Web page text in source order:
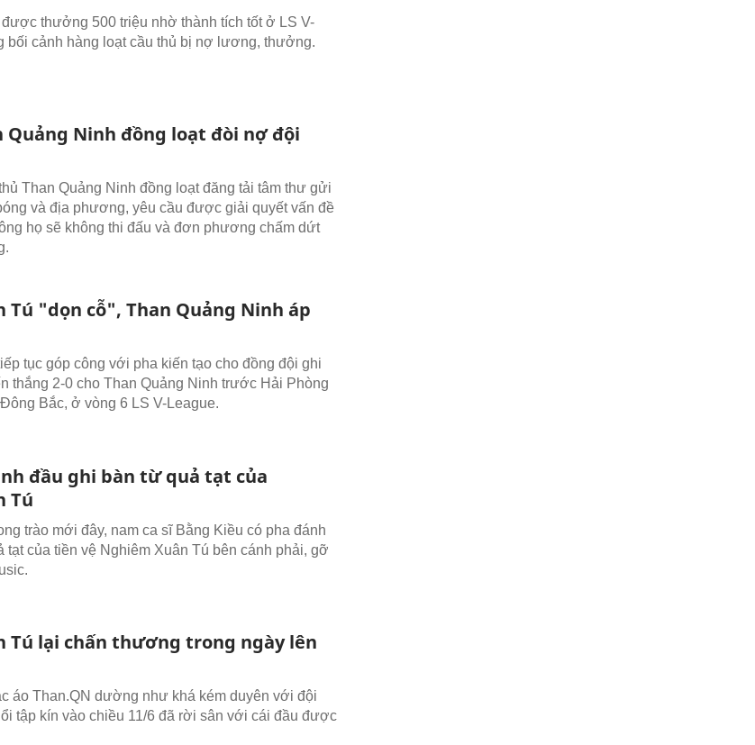
thưởng 500 triệu nhờ thành tích tốt ở LS V-
bối cảnh hàng loạt cầu thủ bị nợ lương, thưởng.
Quảng Ninh đồng loạt đòi nợ đội
Than Quảng Ninh đồng loạt đăng tải tâm thư gửi
và địa phương, yêu cầu được giải quyết vấn đề
họ sẽ không thi đấu và đơn phương chấm dứt
Tú "dọn cỗ", Than Quảng Ninh áp
tục góp công với pha kiến tạo cho đồng đội ghi
thắng 2-0 cho Than Quảng Ninh trước Hải Phòng
Bắc, ở vòng 6 LS V-League.
đầu ghi bàn từ quả tạt của
Tú
trào mới đây, nam ca sĩ Bằng Kiều có pha đánh
tạt của tiền vệ Nghiêm Xuân Tú bên cánh phải, gỡ
Tú lại chấn thương trong ngày lên
áo Than.QN dường như khá kém duyên với đội
tập kín vào chiều 11/6 đã rời sân với cái đầu được